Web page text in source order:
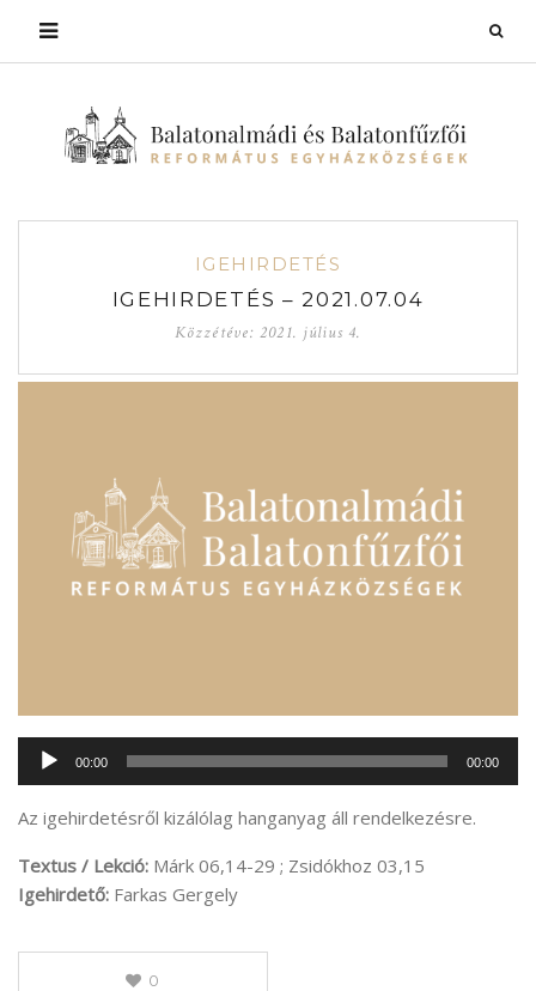
IGEHIRDETÉS
IGEHIRDETÉS – 2021.07.04
Közzétéve:2021. július 4.
Audió
00:00 00:00
Az igehirdetésről kizálólag hanganyag áll rendelkezésre.
Textus / Lekció: Márk 06,14-29 ; Zsidókhoz 03,15
Igehirdető: Farkas Gergely
0